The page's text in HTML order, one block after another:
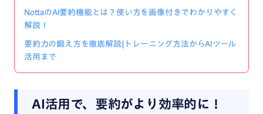
NottaのAI要約機能とは？使い方を画像付きでわかりやすく
解説！
要約力の鍛え方を徹底解説|トレーニング方法からAIツール
活用まで
AI活用で、要約がより効率的に！